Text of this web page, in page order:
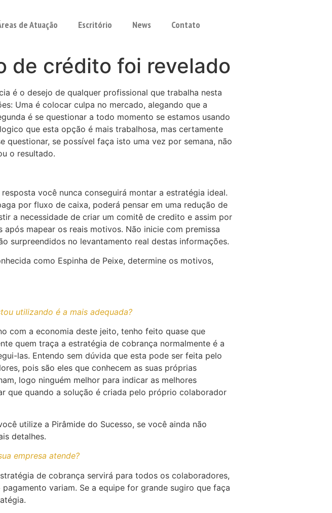
de Atuação Escritório News Contato
de crédito foi revelado
é o desejo de qualquer profissional que trabalha nesta
Uma é colocar culpa no mercado, alegando que a
é se questionar a todo momento se estamos usando
que esta opção é mais trabalhosa, mas certamente
questionar, se possível faça isto uma vez por semana, não
o resultado.
você nunca conseguirá montar a estratégia ideal.
por fluxo de caixa, poderá pensar em uma redução de
a necessidade de criar um comitê de credito e assim por
mapear os reais motivos. Não inicie com premissa
surpreendidos no levantamento real destas informações.
como Espinha de Peixe, determine os motivos,
utilizando é a mais adequada?
com a economia deste jeito, tenho feito quase que
quem traça a estratégia de cobrança normalmente é a
las. Entendo sem dúvida que esta pode ser feita pelo
pois são eles que conhecem as suas próprias
logo ninguém melhor para indicar as melhores
que quando a solução é criada pelo próprio colaborador
utilize a Pirâmide do Sucesso, se você ainda não
detalhes.
empresa atende?
de cobrança servirá para todos os colaboradores,
variam. Se a equipe for grande sugiro que faça